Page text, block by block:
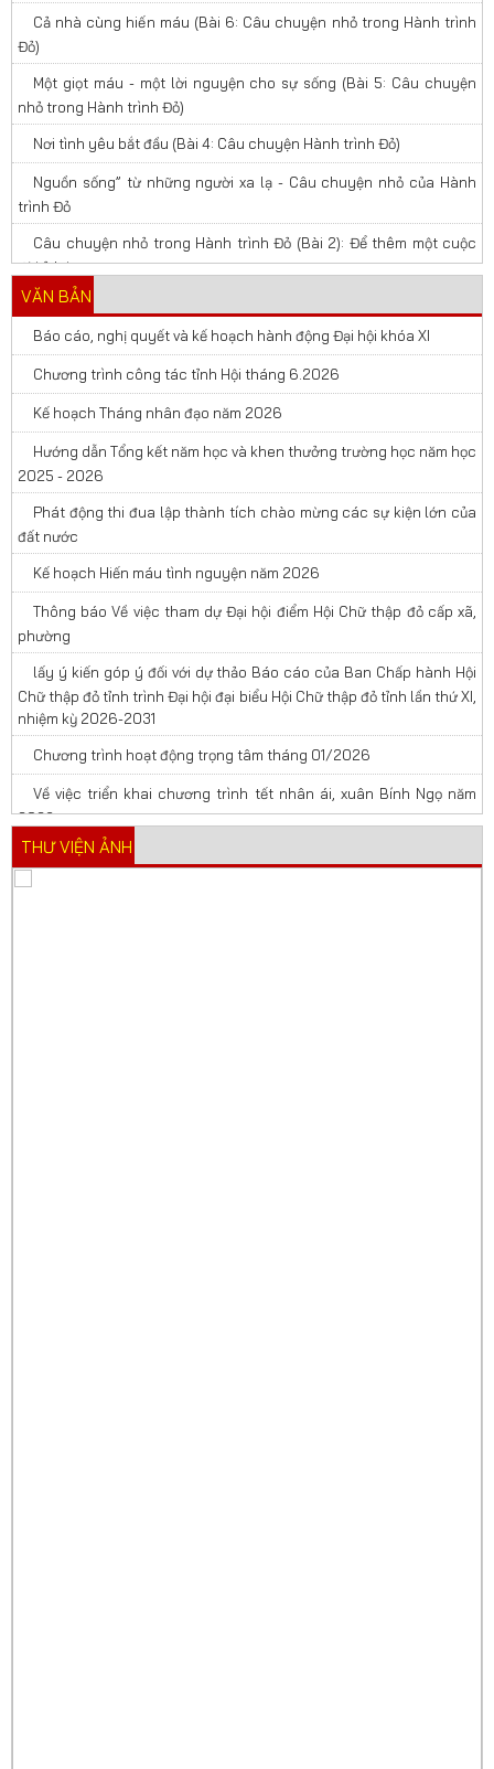
Cả nhà cùng hiến máu (Bài 6: Câu chuyện nhỏ trong Hành trình
Đỏ)
Một giọt máu - một lời nguyện cho sự sống (Bài 5: Câu chuyện
nhỏ trong Hành trình Đỏ)
Nơi tình yêu bắt đầu (Bài 4: Câu chuyện Hành trình Đỏ)
Nguồn sống” từ những người xa lạ - Câu chuyện nhỏ của Hành
trình Đỏ
Câu chuyện nhỏ trong Hành trình Đỏ (Bài 2): Để thêm một cuộc
đời ở lại
VĂN BẢN
Báo cáo, nghị quyết và kế hoạch hành động Đại hội khóa XI
Chương trình công tác tỉnh Hội tháng 6.2026
Kế hoạch Tháng nhân đạo năm 2026
Hướng dẫn Tổng kết năm học và khen thưởng trường học năm học
2025 - 2026
Phát động thi đua lập thành tích chào mừng các sự kiện lớn của
đất nước
Kế hoạch Hiến máu tình nguyện năm 2026
Thông báo Về việc tham dự Đại hội điểm Hội Chữ thập đỏ cấp xã,
phường
lấy ý kiến góp ý đối với dự thảo Báo cáo của Ban Chấp hành Hội
Chữ thập đỏ tỉnh trình Đại hội đại biểu Hội Chữ thập đỏ tỉnh lần thứ XI,
nhiệm kỳ 2026-2031
Chương trình hoạt động trọng tâm tháng 01/2026
Về việc triển khai chương trình tết nhân ái, xuân Bính Ngọ năm
2026
THƯ VIỆN ẢNH